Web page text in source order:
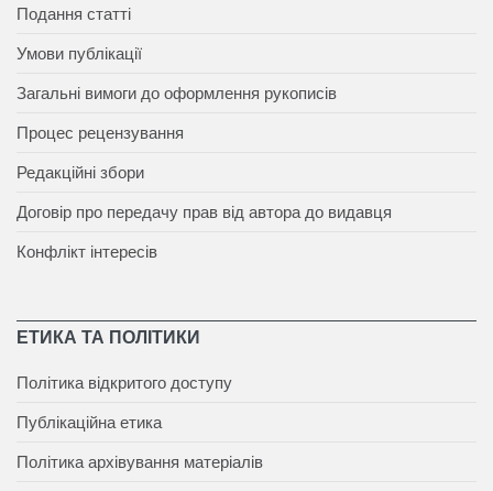
Подання статті
Умови публікації
Загальні вимоги до оформлення рукописів
Процес рецензування
Редакційні збори
Договір про передачу прав від автора до видавця
Конфлікт інтересів
ЕТИКА ТА ПОЛІТИКИ
Політика відкритого доступу
Публікаційна етика
Політика архівування матеріалів